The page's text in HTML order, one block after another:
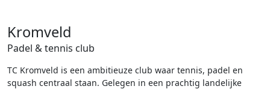
Kromveld
Padel & tennis club
TC Kromveld is een ambitieuze club waar tennis, padel en
squash centraal staan. Gelegen in een prachtig landelijke